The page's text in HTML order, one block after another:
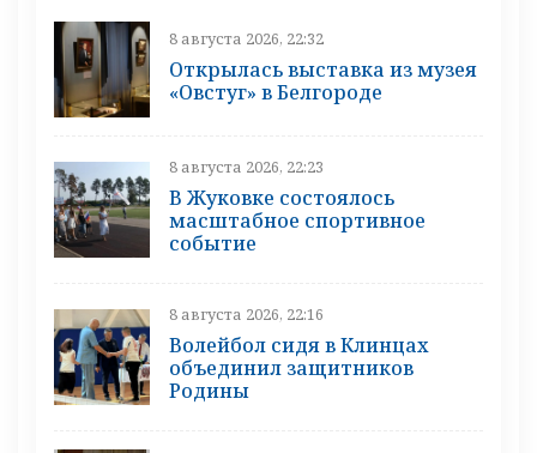
8 августа 2026, 22:32
Открылась выставка из музея
«Овстуг» в Белгороде
8 августа 2026, 22:23
В Жуковке состоялось
масштабное спортивное
событие
8 августа 2026, 22:16
Волейбол сидя в Клинцах
объединил защитников
Родины